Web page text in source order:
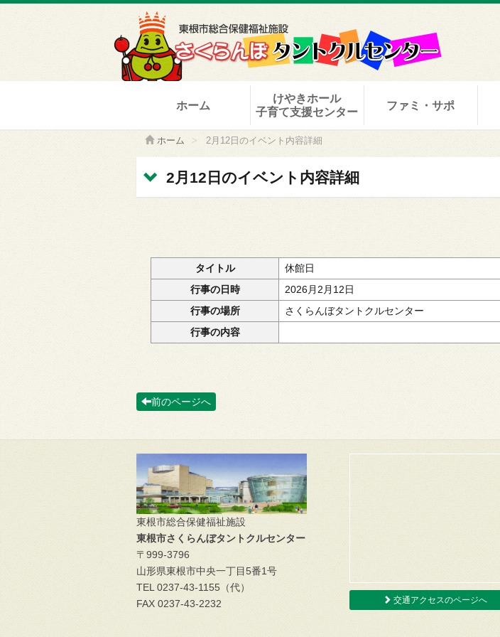
ホーム
けやきホール
子育て支援センター
ファミ・サポ
ホーム > 2月12日のイベント内容詳細
2月12日のイベント内容詳細
タイトル
休館日
行事の日時
2026月2月12日
行事の場所
さくらんぼタントクルセンター
行事の内容
前のページへ
東根市総合保健福祉施設
東根市さくらんぼタントクルセンター
〒999-3796
山形県東根市中央一丁目5番1号
TEL 0237-43-1155（代）
FAX 0237-43-2232
交通アクセスのページへ